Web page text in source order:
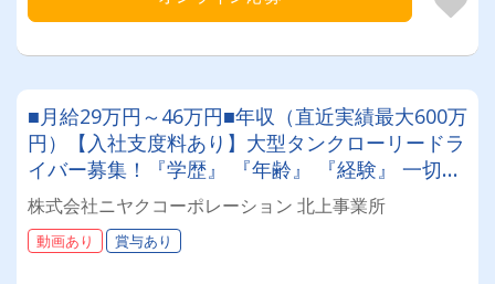
■月給29万円～46万円■年収（直近実績最大600万
円）【入社支度料あり】大型タンクローリードラ
イバー募集！『学歴』 『年齢』 『経験』 一切不
問◎男女問わず活躍できる環境です。
株式会社ニヤクコーポレーション 北上事業所
動画あり 賞与あり